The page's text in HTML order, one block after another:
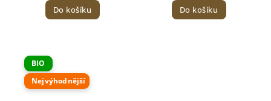
Do košíku Do košíku
BIO
Nejvýhodnější